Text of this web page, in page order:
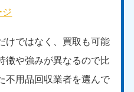
けではなく、買取も可能
徴や強みが異なるので比
不用品回収業者を選んで